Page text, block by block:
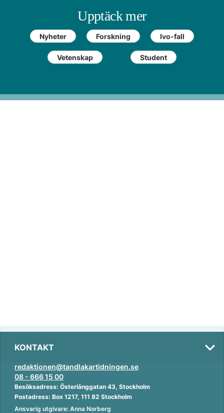
Upptäck mer
Nyheter Forskning Ivo-fall
Vetenskap Student
KONTAKT
redaktionen@tandlakartidningen.se
08 - 666 15 00
Besöksadress: Österlånggatan 43, Stockholm
Postadress: Box 1217, 111 82 Stockholm
Ansvarig utgivare: Anna Norberg